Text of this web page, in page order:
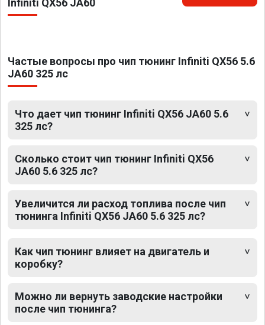
Infiniti QX56 JA60
Частые вопросы про чип тюнинг Infiniti QX56 5.6
JA60 325 лс
Что дает чип тюнинг Infiniti QX56 JA60 5.6
325 лс?
Сколько стоит чип тюнинг Infiniti QX56
JA60 5.6 325 лс?
Увеличится ли расход топлива после чип
тюнинга Infiniti QX56 JA60 5.6 325 лс?
Как чип тюнинг влияет на двигатель и
коробку?
Можно ли вернуть заводские настройки
после чип тюнинга?